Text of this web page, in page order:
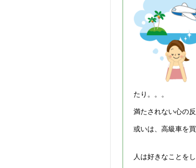
たり。。。
満たされない心の
或いは、高級車を
人は好きなことを